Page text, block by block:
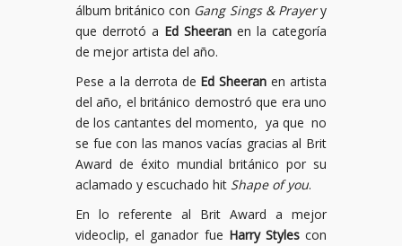
álbum británico con Gang Sings & Prayery
que derrotó a Ed Sheeran en la categoría
de mejor artista del año.
Pese a la derrota de Ed Sheeran en artista
del año, el británico demostró que era uno
de los cantantes del momento, ya que no
se fue con las manos vacías gracias al Brit
Award de éxito mundial británico por su
aclamado y escuchado hit Shape of you.
En lo referente al Brit Award a mejor
videoclip, el ganador fue Harry Stylescon